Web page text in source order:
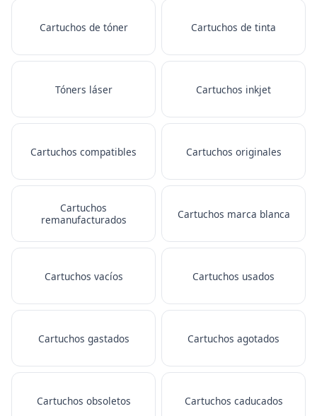
Cartuchos de tóner Cartuchos de tinta
Tóners láser Cartuchos inkjet
Cartuchos compatibles Cartuchos originales
Cartuchos
remanufacturados
Cartuchos marca blanca
Cartuchos vacíos Cartuchos usados
Cartuchos gastados Cartuchos agotados
Cartuchos obsoletos Cartuchos caducados